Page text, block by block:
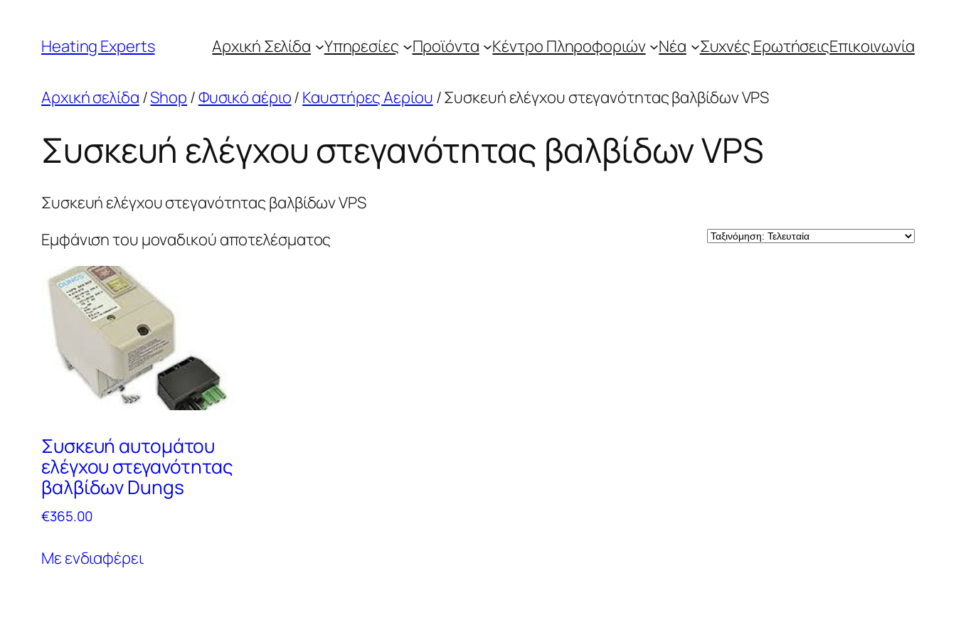
περιεχόμενο
Heating Experts Αρχική Σελίδα Υπηρεσίες Προϊόντα Κέντρο Πληροφοριών Νέα Συχνές ΕρωτήσειςΕπικοινωνία
Αρχική σελίδα /Shop /Φυσικό αέριο/ Καυστήρες Αερίου / Συσκευή ελέγχου στεγανότητας βαλβίδων VPS
Συσκευή ελέγχου στεγανότητας βαλβίδων VPS
Συσκευή ελέγχου στεγανότητας βαλβίδων VPS
Εμφάνιση του μοναδικού αποτελέσματος
Συσκευή αυτομάτου
ελέγχου στεγανότητας
βαλβίδων Dungs
€365.00
Με ενδιαφέρει